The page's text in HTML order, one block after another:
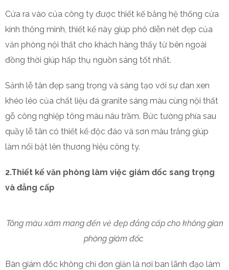
Cửa ra vào của công ty được thiết kế bằng hệ thống cửa
kính thông minh, thiết kế này giúp phô diễn nét đẹp của
văn phòng nội thất cho khách hàng thấy từ bên ngoài
đồng thời giúp hấp thụ nguồn sáng tốt nhất.
Sảnh lễ tân đẹp sang trọng và sáng tạo với sự đan xen
khéo léo của chất liệu đá granite sáng màu cùng nội thất
gỗ công nghiệp tông màu nâu trầm. Bức tường phía sau
quầy lễ tân có thiết kế độc đáo và sơn màu trắng giúp
làm nổi bật lên thương hiệu công ty.
2.Thiết kế văn phòng làm việc giám đốc sang trọng
và đẳng cấp
Tông màu xám mang đến vẻ đẹp đẳng cấp cho không gian
phòng giám đốc
Bàn giám đốc không chỉ đơn giản là nơi ban lãnh đạo làm